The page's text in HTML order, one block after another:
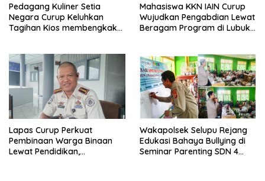
Pedagang Kuliner Setia
Negara Curup Keluhkan
Tagihan Kios membengkak
Mahasiswa KKN IAIN Curup
Wujudkan Pengabdian Lewat
Beragam Program di Lubuk
Lapas Curup Perkuat
Pembinaan Warga Binaan
Lewat Pendidikan,
Wakapolsek Selupu Rejang
Edukasi Bahaya Bullying di
Seminar Parenting SDN 4